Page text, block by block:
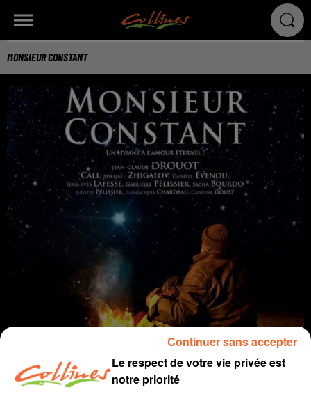
MONSIEUR CONSTANT
Le respect de votre vie privée est
notre priorité
Continuer sans accepter